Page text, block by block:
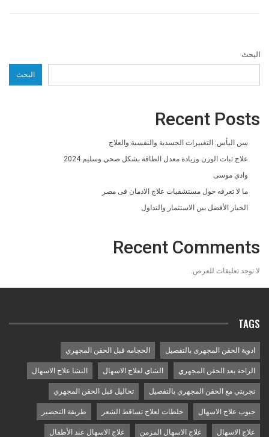
البحث
البحث
Recent Posts
سن اليأس: التغييرات الجسدية والنفسية والعلاج
علاج ثبات الوزن وزيادة معدل الطاقة بشكل صحي وسليم 2024
وادي موسى
ما لا تعرفه حول مستشفيات علاج الادمان فى مصر
الخيار الأفضل بين الاستثمار والتداول
Recent Comments
لا توجد تعليقات للعرض.
TAGS
ادوية الحقن المجهرى بالتفصيل الحجامه قبل الحقن المجهري
الراحة بعد الحقن المجهري الشاي لعلاج الاسهال النشا علاج الاسهال
تجربتي مع الحقن المجهري بالتفصيل تحاليل قبل الحقن المجهري
حبوب علاج الاسهال خلطات لعلاج تساقط الشعر طريقة التحضير
علاج الاسهال علاج الاسهال المزمن علاج الاسهال عند الأطفال